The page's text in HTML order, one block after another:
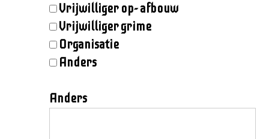
Vrijwilliger op- afbouw
Vrijwilliger grime
Organisatie
Anders
Anders